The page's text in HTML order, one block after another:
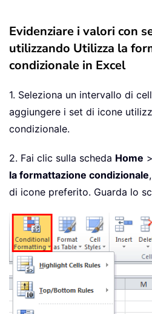
Evidenziare i valori con
utilizzando Utilizza la
condizionale in Excel
1. Seleziona un intervallo di
aggiungere i set di icone
condizionale.
2. Fai clic sulla scheda Home >
la formattazione condizionale
di icone preferito. Guarda lo